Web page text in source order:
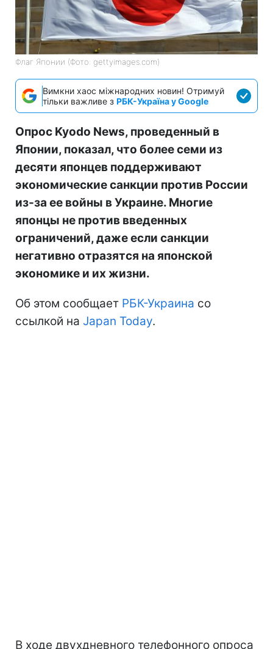
Флаг Японии (Фото: gettyimages.com)
Вимкни хаос міжнародних новин! Отримуй
тільки важливе з РБК-Україна у Google
Опрос Kyodo News, проведенный в
Японии, показал, что более семи из
десяти японцев поддерживают
экономические санкции против России
из-за ее войны в Украине. Многие
японцы не против введенных
ограничений, даже если санкции
негативно отразятся на японской
экономике и их жизни.
Об этом сообщает РБК-Украина со
ссылкой на Japan Today.
В ходе двухдневного телефонного опроса